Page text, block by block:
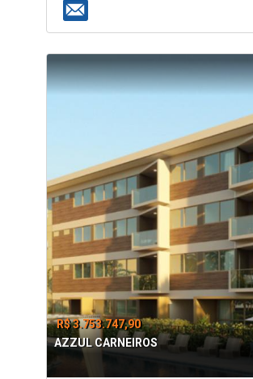
R$ 3.753.747,90
AZZUL CARNEIROS